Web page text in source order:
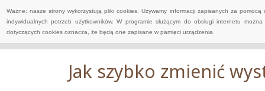
Ważne: nasze strony wykorzystują pliki cookies. Używamy informacji zapisanych za
indywidualnych potrzeb użytkowników. W programie służącym do obsługi internetu
dotyczących cookies oznacza, że będą one zapisane w pamięci urządzenia.
Jak szybko zmienić